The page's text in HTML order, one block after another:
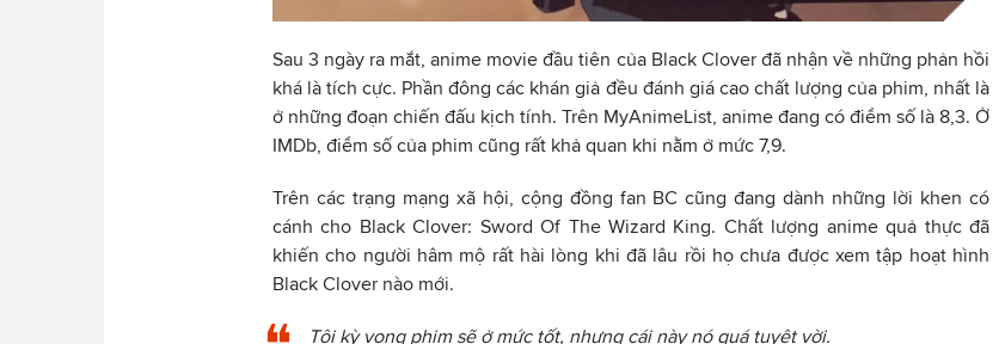
Sau 3 ngày ra mắt, anime movie đầu tiên của Black Clover đã nhận về những phản hồi
khá là tích cực. Phần đông các khán giả đều đánh giá cao chất lượng của phim, nhất là
ở những đoạn chiến đấu kịch tính. Trên MyAnimeList, anime đang có điểm số là 8,3. Ở
IMDb, điểm số của phim cũng rất khả quan khi nằm ở mức 7,9.
Trên các trạng mạng xã hội, cộng đồng fan BC cũng đang dành những lời khen có
cánh cho Black Clover: Sword Of The Wizard King. Chất lượng anime quả thực đã
khiến cho người hâm mộ rất hài lòng khi đã lâu rồi họ chưa được xem tập hoạt hình
Black Clover nào mới.
Tôi kỳ vọng phim sẽ ở mức tốt, nhưng cái này nó quá tuyệt vời.